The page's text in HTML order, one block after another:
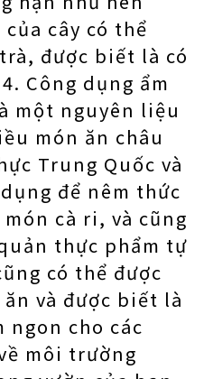
cây có thể
được biết là có
Công dụng ẩm
một nguyên liệu
món ăn châu
Trung Quốc và
để nêm thức
cà ri, và cũng
thực phẩm tự
có thể được
và được biết là
ngon cho các
môi trường